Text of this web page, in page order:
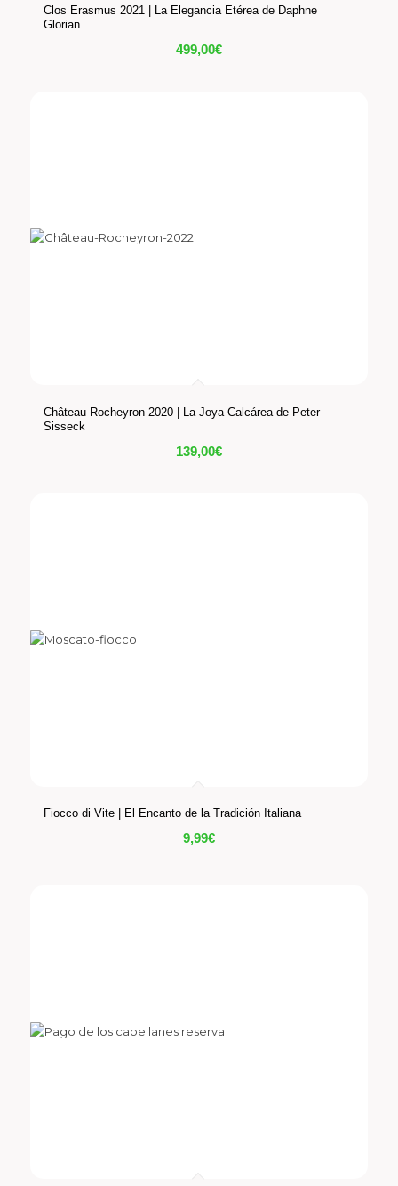
Clos Erasmus 2021 | La Elegancia Etérea de Daphne
Glorian
499,00€
Château Rocheyron 2020 | La Joya Calcárea de Peter
Sisseck
139,00€
Fiocco di Vite | El Encanto de la Tradición Italiana
9,99€